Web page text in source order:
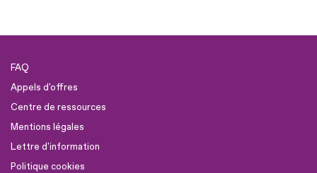
FAQ
Appels d'offres
Centre de ressources
Mentions légales
Lettre d'information
Politique cookies